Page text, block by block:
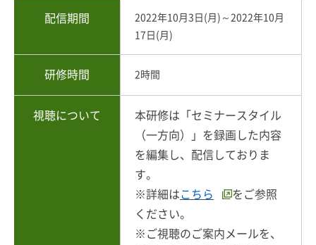
配信期間
2022年10月3日(月)～2022年10月
17日(月)
研修時間 2時間
視聴について
本研修は「セミナースタイル
（一方向）」を録画した内容
を編集し、配信しておりま
す。
※詳細はこちら
をご参照
ください。
※ご視聴のご案内メールを、